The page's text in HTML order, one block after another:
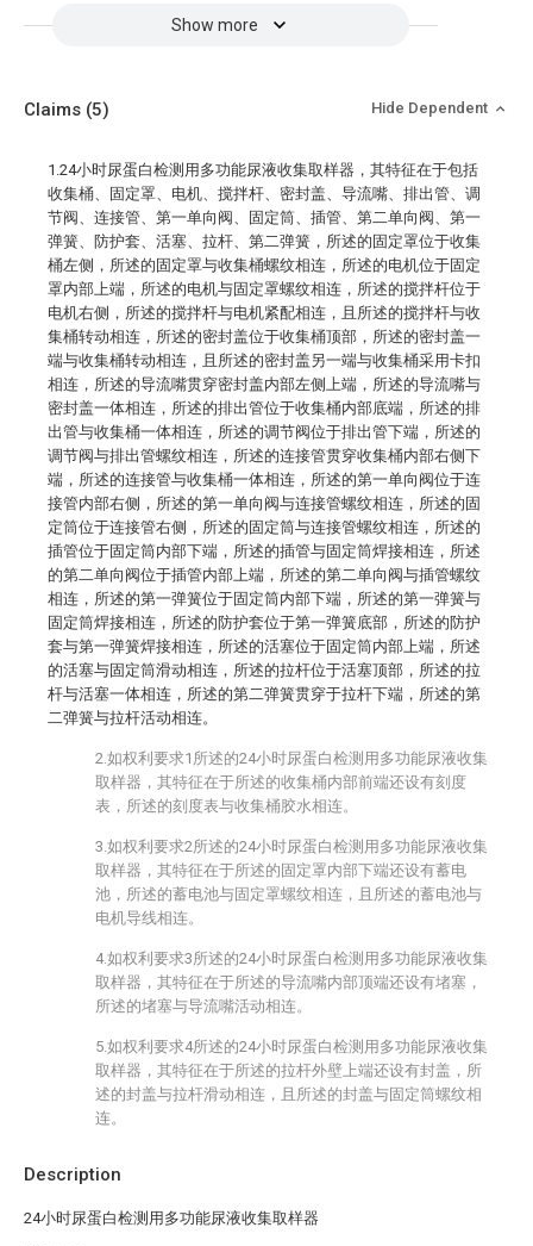
Show more
Description
24小时尿蛋白检测用多功能尿液收集取样器
Claims (5) Hide Dependent
1.24小时尿蛋白检测用多功能尿液收集取样器，其特征在于包括
收集桶、固定罩、电机、搅拌杆、密封盖、导流嘴、排出管、调
节阀、连接管、第一单向阀、固定筒、插管、第二单向阀、第一
弹簧、防护套、活塞、拉杆、第二弹簧，所述的固定罩位于收集
桶左侧，所述的固定罩与收集桶螺纹相连，所述的电机位于固定
罩内部上端，所述的电机与固定罩螺纹相连，所述的搅拌杆位于
电机右侧，所述的搅拌杆与电机紧配相连，且所述的搅拌杆与收
集桶转动相连，所述的密封盖位于收集桶顶部，所述的密封盖一
端与收集桶转动相连，且所述的密封盖另一端与收集桶采用卡扣
相连，所述的导流嘴贯穿密封盖内部左侧上端，所述的导流嘴与
密封盖一体相连，所述的排出管位于收集桶内部底端，所述的排
出管与收集桶一体相连，所述的调节阀位于排出管下端，所述的
调节阀与排出管螺纹相连，所述的连接管贯穿收集桶内部右侧下
端，所述的连接管与收集桶一体相连，所述的第一单向阀位于连
接管内部右侧，所述的第一单向阀与连接管螺纹相连，所述的固
定筒位于连接管右侧，所述的固定筒与连接管螺纹相连，所述的
插管位于固定筒内部下端，所述的插管与固定筒焊接相连，所述
的第二单向阀位于插管内部上端，所述的第二单向阀与插管螺纹
相连，所述的第一弹簧位于固定筒内部下端，所述的第一弹簧与
固定筒焊接相连，所述的防护套位于第一弹簧底部，所述的防护
套与第一弹簧焊接相连，所述的活塞位于固定筒内部上端，所述
的活塞与固定筒滑动相连，所述的拉杆位于活塞顶部，所述的拉
杆与活塞一体相连，所述的第二弹簧贯穿于拉杆下端，所述的第
二弹簧与拉杆活动相连。
2.如权利要求1所述的24小时尿蛋白检测用多功能尿液收集
取样器，其特征在于所述的收集桶内部前端还设有刻度
表，所述的刻度表与收集桶胶水相连。
3.如权利要求2所述的24小时尿蛋白检测用多功能尿液收集
取样器，其特征在于所述的固定罩内部下端还设有蓄电
池，所述的蓄电池与固定罩螺纹相连，且所述的蓄电池与
电机导线相连。
4.如权利要求3所述的24小时尿蛋白检测用多功能尿液收集
取样器，其特征在于所述的导流嘴内部顶端还设有堵塞，
所述的堵塞与导流嘴活动相连。
5.如权利要求4所述的24小时尿蛋白检测用多功能尿液收集
取样器，其特征在于所述的拉杆外壁上端还设有封盖，所
述的封盖与拉杆滑动相连，且所述的封盖与固定筒螺纹相
连。